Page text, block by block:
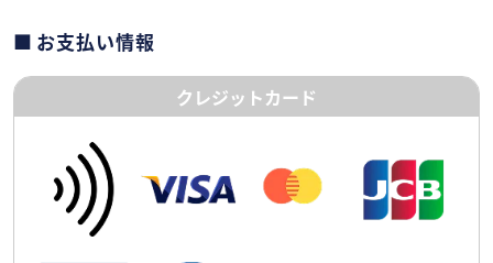
お支払い情報
クレジットカード